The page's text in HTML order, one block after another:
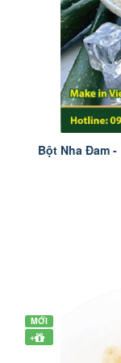
Bột Nha Đam
MỚI
+